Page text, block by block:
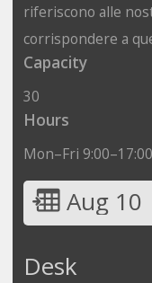
riferiscono alle
corrispondere a
Capacity
30
Hours
Mon–Fri 9:00–17:00
Aug 10
Desk